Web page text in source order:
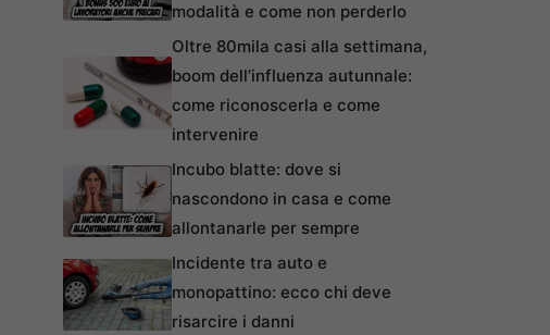
modalità e come non perderlo
Oltre 80mila casi alla settimana,
boom dell’influenza autunnale:
come riconoscerla e come
intervenire
Incubo blatte: dove si
nascondono in casa e come
allontanarle per sempre
Incidente tra auto e
monopattino: ecco chi deve
risarcire i danni